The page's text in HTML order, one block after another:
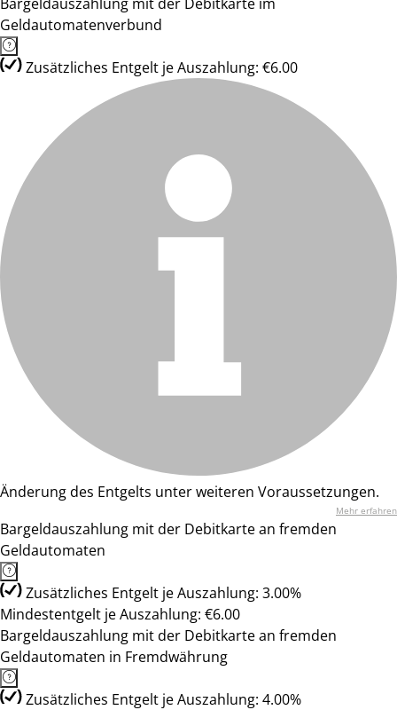
Geldautomatenverbund
Zusätzliches Entgelt je Auszahlung: €6.00
Änderung des Entgelts unter weiteren Voraussetzungen.
Mehr erfahren
Bargeldauszahlung mit der Debitkarte an fremden
Geldautomaten
Zusätzliches Entgelt je Auszahlung: 3.00%
Mindestentgelt je Auszahlung: €6.00
Bargeldauszahlung mit der Debitkarte an fremden
Geldautomaten in Fremdwährung
Zusätzliches Entgelt je Auszahlung: 4.00%